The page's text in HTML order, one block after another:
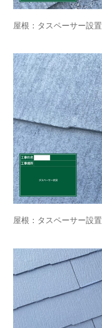
屋根：タスペーサー設置
屋根：タスペーサー設置